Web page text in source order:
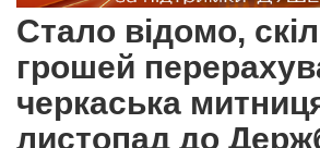
Стало відомо,
грошей
черкаська
листопад до